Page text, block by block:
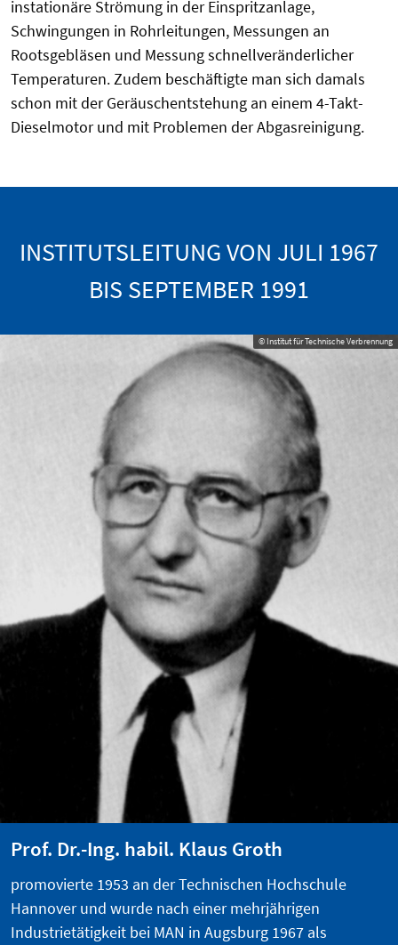
instationäre Strömung in der Einspritzanlage,
Schwingungen in Rohrleitungen, Messungen an
Rootsgebläsen und Messung schnellveränderlicher
Temperaturen. Zudem beschäftigte man sich damals
schon mit der Geräuschentstehung an einem 4-Takt-
Dieselmotor und mit Problemen der Abgasreinigung.
INSTITUTSLEITUNG VON JULI 1967
BIS SEPTEMBER 1991
© Institut für Technische Verbrennung
Prof. Dr.-Ing. habil. Klaus Groth
promovierte 1953 an der Technischen Hochschule
Hannover und wurde nach einer mehrjährigen
Industrietätigkeit bei MAN in Augsburg 1967 als